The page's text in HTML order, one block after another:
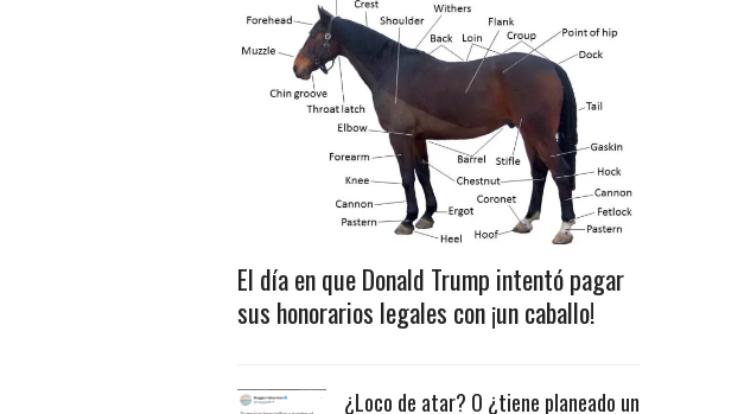
El día en que Donald Trump intentó pagar
sus honorarios legales con ¡un caballo!
¿Loco de atar? O ¿tiene planeado un